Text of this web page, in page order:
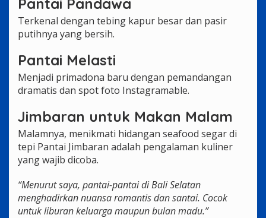
Terkenal dengan tebing kapur besar dan pasir
putihnya yang bersih.
Pantai Melasti
Menjadi primadona baru dengan pemandangan
dramatis dan spot foto Instagramable.
Jimbaran untuk Makan Malam
Malamnya, menikmati hidangan seafood segar di
tepi Pantai Jimbaran adalah pengalaman kuliner
yang wajib dicoba.
“Menurut saya, pantai-pantai di Bali Selatan
menghadirkan nuansa romantis dan santai. Cocok
untuk liburan keluarga maupun bulan madu.”